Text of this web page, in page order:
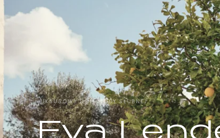
LUKSUSOWY DOM MODY ŚLUBNEJ
Eva